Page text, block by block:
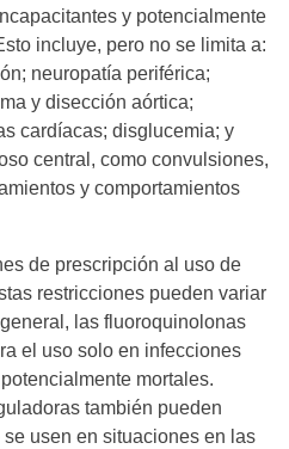
y potencialmente
incluye, pero no se limita a:
neuropatía periférica;
y disección aórtica;
cardíacas; disglucemia; y
central, como convulsiones,
y comportamientos
de prescripción al uso de
restricciones pueden variar
las fluoroquinolonas
el uso solo en infecciones
mortales.
también pueden
usen en situaciones en las